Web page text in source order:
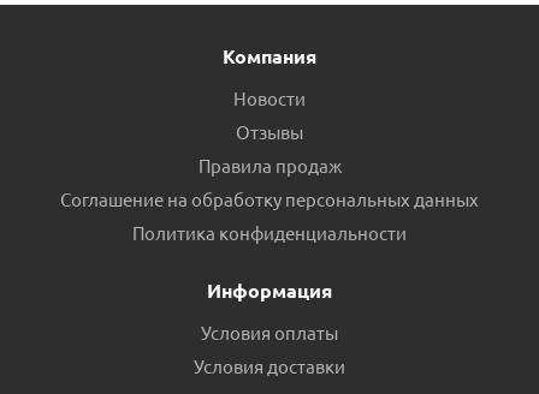
Компания
Новости
Отзывы
Правила продаж
Соглашение на обработку персональных данных
Политика конфиденциальности
Информация
Условия оплаты
Условия доставки